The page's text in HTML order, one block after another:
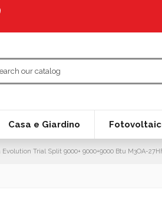
Casa e Giardino
Trial Split 9000+ 9000+9000 Btu M3OA-